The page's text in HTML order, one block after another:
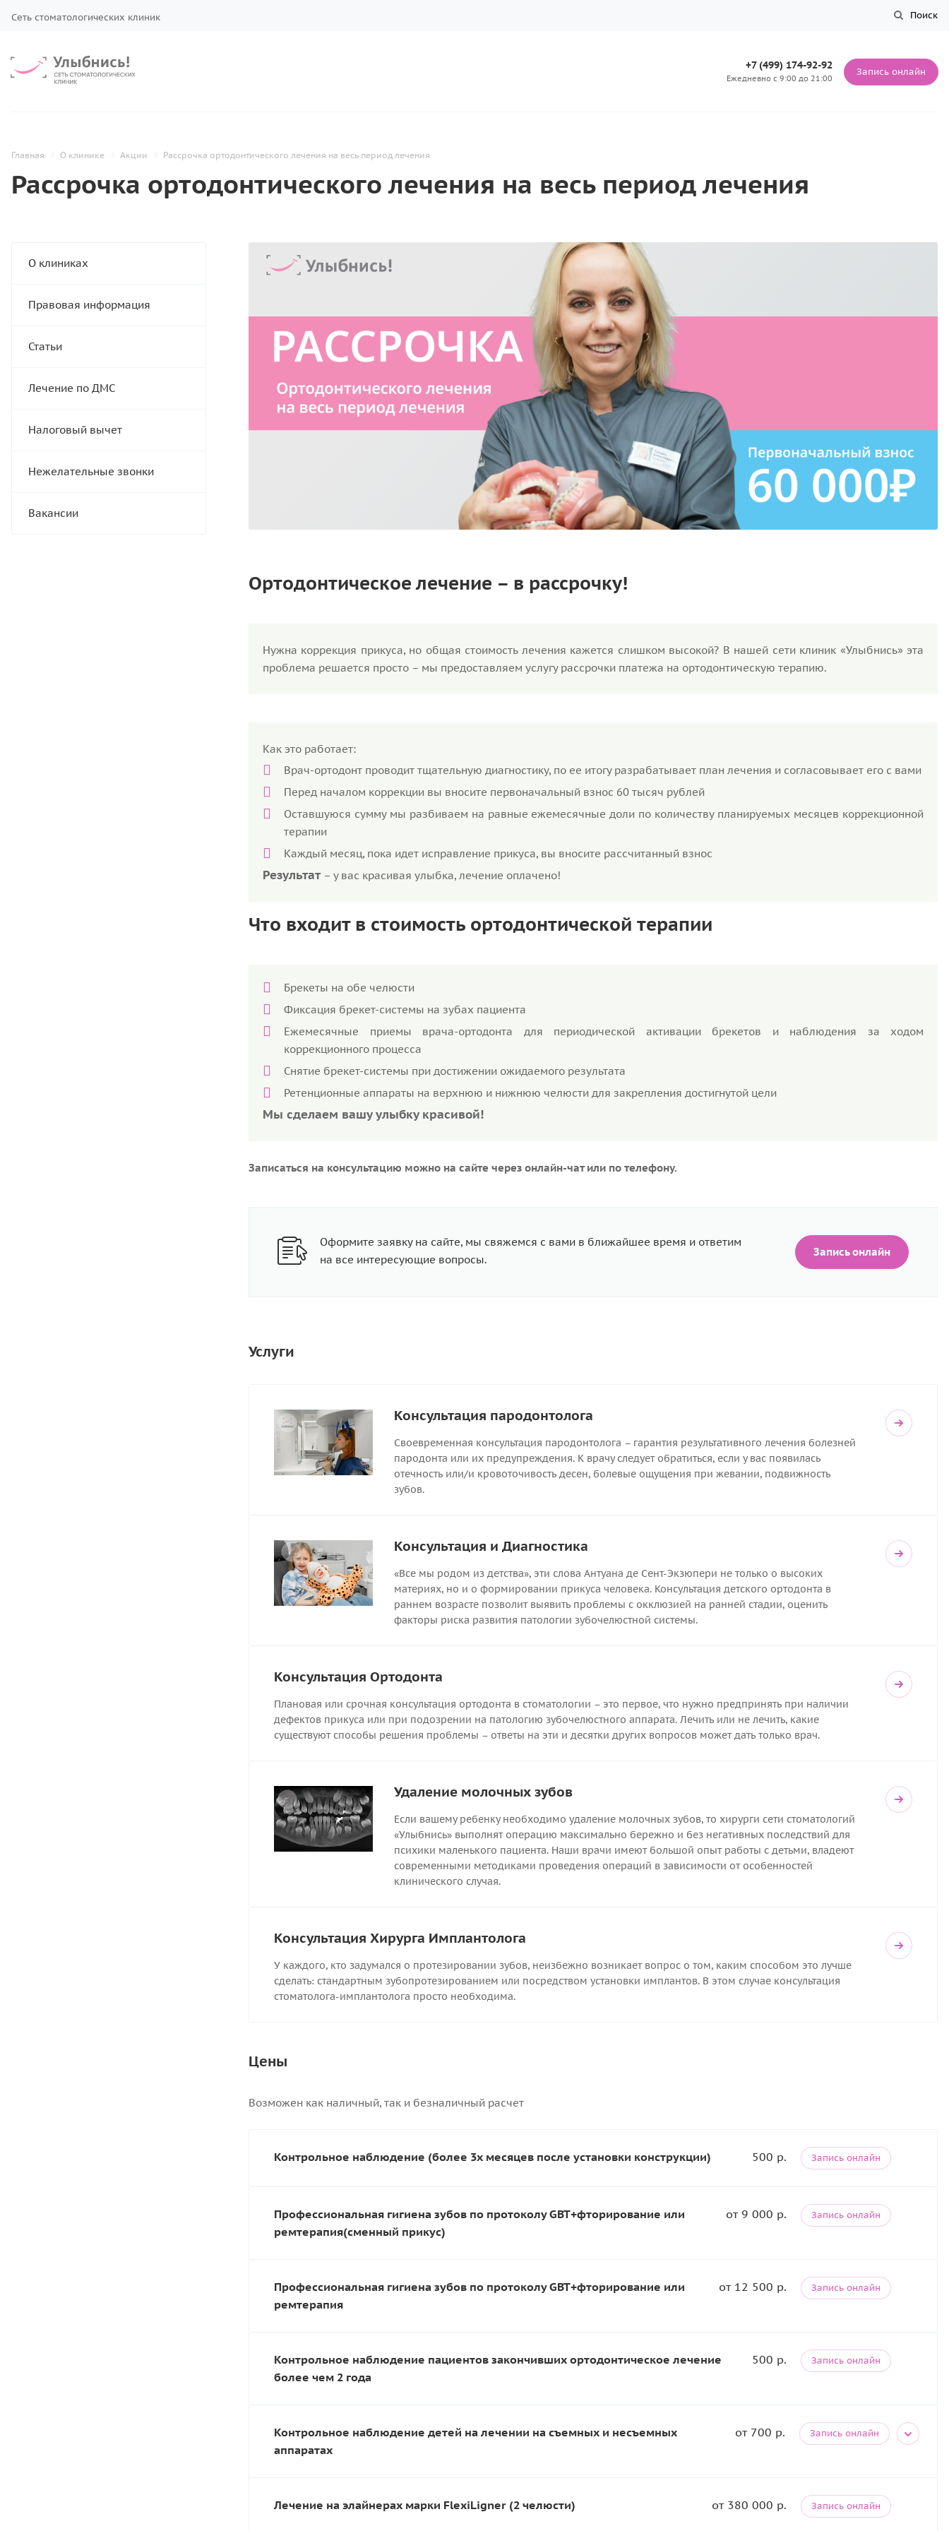
Сеть стоматологических клиник Поиск
+7 (499) 174-92-92
Ежедневно с 9:00 до 21:00
Запись онлайн
Главная О клинике Акции Рассрочка ортодонтического лечения на весь период лечения
Рассрочка ортодонтического лечения на весь период лечения
О клиниках
Правовая информация
Статьи
Лечение по ДМС
Налоговый вычет
Нежелательные звонки
Вакансии
Ортодонтическое лечение – в рассрочку!
Нужна коррекция прикуса, но общая стоимость лечения кажется слишком высокой? В нашей сети клиник «Улыбнись» эта
проблема решается просто – мы предоставляем услугу рассрочки платежа на ортодонтическую терапию.
Как это работает:
Врач-ортодонт проводит тщательную диагностику, по ее итогу разрабатывает план лечения и согласовывает его с вами
Перед началом коррекции вы вносите первоначальный взнос 60 тысяч рублей
Оставшуюся сумму мы разбиваем на равные ежемесячные доли по количеству планируемых месяцев коррекционной
терапии
Каждый месяц, пока идет исправление прикуса, вы вносите рассчитанный взнос
Результат – у вас красивая улыбка, лечение оплачено!
Что входит в стоимость ортодонтической терапии
Брекеты на обе челюсти
Фиксация брекет-системы на зубах пациента
Ежемесячные приемы врача-ортодонта для периодической активации брекетов и наблюдения за ходом
коррекционного процесса
Снятие брекет-системы при достижении ожидаемого результата
Ретенционные аппараты на верхнюю и нижнюю челюсти для закрепления достигнутой цели
Мы сделаем вашу улыбку красивой!
Записаться на консультацию можно на сайте через онлайн-чат или по телефону.
Оформите заявку на сайте, мы свяжемся с вами в ближайшее время и ответим
на все интересующие вопросы.
Запись онлайн
Услуги
Консультация пародонтолога
Своевременная консультация пародонтолога – гарантия результативного лечения болезней
пародонта или их предупреждения. К врачу следует обратиться, если у вас появилась
отечность или/и кровоточивость десен, болевые ощущения при жевании, подвижность
зубов.
Консультация и Диагностика
«Все мы родом из детства», эти слова Антуана де Сент-Экзюпери не только о высоких
материях, но и о формировании прикуса человека. Консультация детского ортодонта в
раннем возрасте позволит выявить проблемы с окклюзией на ранней стадии, оценить
факторы риска развития патологии зубочелюстной системы.
Консультация Ортодонта
Плановая или срочная консультация ортодонта в стоматологии – это первое, что нужно предпринять при наличии
дефектов прикуса или при подозрении на патологию зубочелюстного аппарата. Лечить или не лечить, какие
существуют способы решения проблемы – ответы на эти и десятки других вопросов может дать только врач.
Удаление молочных зубов
Если вашему ребенку необходимо удаление молочных зубов, то хирурги сети стоматологий
«Улыбнись» выполнят операцию максимально бережно и без негативных последствий для
психики маленького пациента. Наши врачи имеют большой опыт работы с детьми, владеют
современными методиками проведения операций в зависимости от особенностей
клинического случая.
Консультация Хирурга Имплантолога
У каждого, кто задумался о протезировании зубов, неизбежно возникает вопрос о том, каким способом это лучше
сделать: стандартным зубопротезированием или посредством установки имплантов. В этом случае консультация
стоматолога-имплантолога просто необходима.
Цены
Возможен как наличный, так и безналичный расчет
Запись онлайн
500 р.
Контрольное наблюдение (более 3х месяцев после установки конструкции)
Запись онлайн
от 9 000 р.
Профессиональная гигиена зубов по протоколу GBT+фторирование или
ремтерапия(сменный прикус)
Запись онлайн
от 12 500 р.
Профессиональная гигиена зубов по протоколу GBT+фторирование или
ремтерапия
Запись онлайн
500 р.
Контрольное наблюдение пациентов закончивших ортодонтическое лечение
более чем 2 года
Запись онлайн
от 700 р.
Контрольное наблюдение детей на лечении на съемных и несъемных
аппаратах
Запись онлайн
от 380 000 р.
Лечение на элайнерах марки FlexiLigner (2 челюсти)